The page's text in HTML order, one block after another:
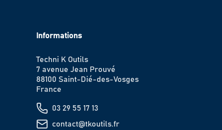
Informations
Techni K Outils
7 avenue Jean Prouvé
88100 Saint-Dié-des-Vosges
France
03 29 55 17 13
contact@tkoutils.fr